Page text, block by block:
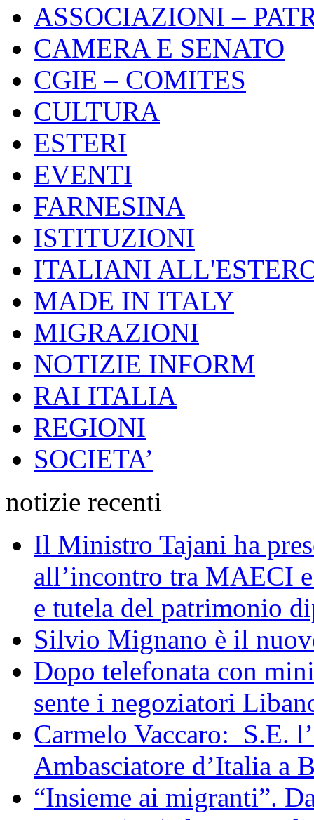
ASSOCIAZIONI –
CAMERA E SENATO
CGIE – COMITES
CULTURA
ESTERI
EVENTI
FARNESINA
ISTITUZIONI
ITALIANI
MADE IN ITALY
MIGRAZIONI
NOTIZIE INFORM
RAI ITALIA
REGIONI
SOCIETA’
notizie recenti
Il Ministro Tajani ha
all’incontro tra MAECI
e tutela del patrimonio
Silvio Mignano è il
Dopo telefonata con
sente i negoziatori
Carmelo Vaccaro: S.E.
Ambasciatore d’Italia a
“Insieme ai migranti”.